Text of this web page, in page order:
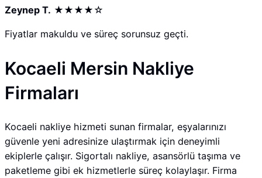
Zeynep T. ★★★★☆
Fiyatlar makuldu ve süreç sorunsuz geçti.
Kocaeli Mersin Nakliye
Firmaları
Kocaeli nakliye hizmeti sunan firmalar, eşyalarınızı
güvenle yeni adresinize ulaştırmak için deneyimli
ekiplerle çalışır. Sigortalı nakliye, asansörlü taşıma ve
paketleme gibi ek hizmetlerle süreç kolaylaşır. Firma